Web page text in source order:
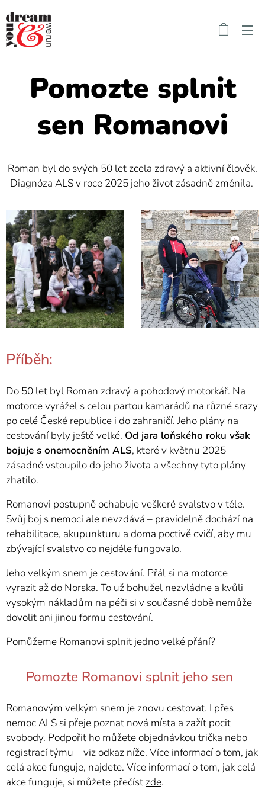
Pomozte splnit
sen Romanovi
Roman byl do svých 50 let zcela zdravý a aktivní člověk.
Diagnóza ALS v roce 2025 jeho život zásadně změnila.
Příběh:
Do 50 let byl Roman zdravý a pohodový motorkář. Na
motorce vyrážel s celou partou kamarádů na různé srazy
po celé České republice i do zahraničí. Jeho plány na
cestování byly ještě velké. Od jara loňského roku však
bojuje s onemocněním ALS, které v květnu 2025
zásadně vstoupilo do jeho života a všechny tyto plány
zhatilo.
Romanovi postupně ochabuje veškeré svalstvo v těle.
Svůj boj s nemocí ale nevzdává – pravidelně dochází na
rehabilitace, akupunkturu a doma poctivě cvičí, aby mu
zbývající svalstvo co nejdéle fungovalo.
Jeho velkým snem je cestování. Přál si na motorce
vyrazit až do Norska. To už bohužel nezvládne a kvůli
vysokým nákladům na péči si v současné době nemůže
dovolit ani jinou formu cestování.
Pomůžeme Romanovi splnit jedno velké přání? 🙏🏼🍀
Pomozte Romanovi splnit jeho sen
Romanovým velkým snem je znovu cestovat. I přes
nemoc ALS si přeje poznat nová místa a zažít pocit
svobody. Podpořit ho můžete objednávkou trička nebo
registrací týmu – viz odkaz níže. Více informací o tom, jak
celá akce funguje, najdete. Více informací o tom, jak celá
akce funguje, si můžete přečíst zde.